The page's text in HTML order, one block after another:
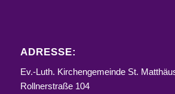
ADRESSE:
Ev.-Luth. Kirchengemeinde St.
Rollnerstraße 104